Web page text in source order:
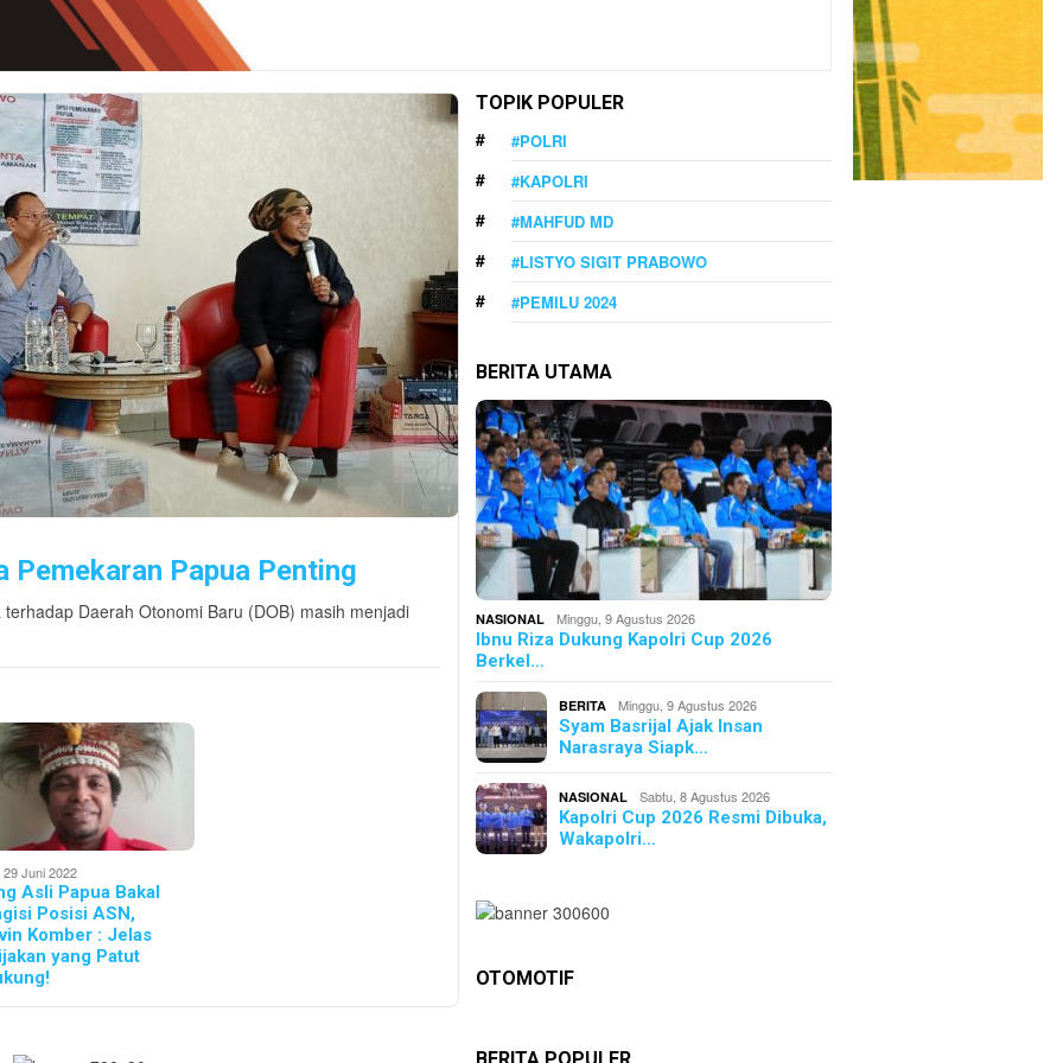
Pemekaran Papua Penting
Daerah Otonomi Baru (DOB) masih menjadi
Juni 2022
Asli Papua Bakal
Posisi ASN,
Komber : Jelas
yang Patut
TOPIK POPULER
#POLRI
#KAPOLRI
#MAHFUD MD
#LISTYO SIGIT PRABOWO
#PEMILU 2024
BERITA UTAMA
NASIONAL Minggu, 9 Agustus 2026
Ibnu Riza Dukung Kapolri Cup 2026
Berkel…
BERITA Minggu, 9 Agustus 2026
Syam Basrijal Ajak Insan
Narasraya Siapk…
NASIONAL Sabtu, 8 Agustus 2026
Kapolri Cup 2026 Resmi Dibuka,
Wakapolri…
OTOMOTIF